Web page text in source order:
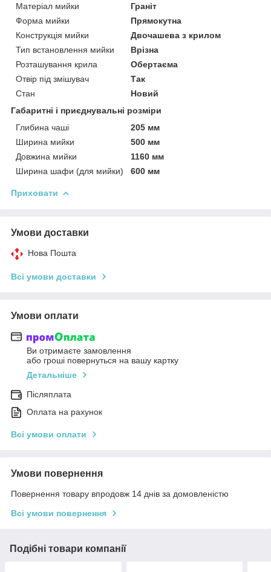
Матеріал мийки
Граніт
Форма мийки
Прямокутна
Конструкція мийки
Двочашева з крилом
Тип встановлення мийки
Врізна
Розташування крила
Обертаєма
Отвір під змішувач
Так
Стан
Новий
Габаритні і приєднувальні розміри
Глибина чаші
205 мм
Ширина мийки
500 мм
Довжина мийки
1160 мм
Ширина шафи (для мийки)
600 мм
Приховати
Умови доставки
Нова Пошта
Всі умови доставки
Умови оплати
Ви отримаєте замовлення
або гроші повернуться на вашу картку
Детальніше
Післяплата
Оплата на рахунок
Всі умови оплати
Умови повернення
Повернення товару впродовж 14 днів за домовленістю
Всі умови повернення
Подібні товари компанії